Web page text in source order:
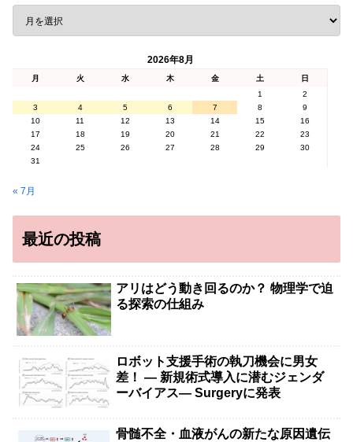
2026年8月
月 火 水 木 金 土
日
1
2
3
4 5 6 7 8
9
10
11 12 13 14 15
16
17
18 19 20 21 22
23
24
25 26 27 28 29
30
31
« 7月
最近の投稿
アリはどう動き回るのか？ 物理学で迫
る探索の仕組み
ロボット支援手術の執刀機会に男女
差！ — 新規術式導入に潜むジェンダ
ーバイアス— Surgeryに発表
骨髄不全・血液がんの新たな原因遺伝